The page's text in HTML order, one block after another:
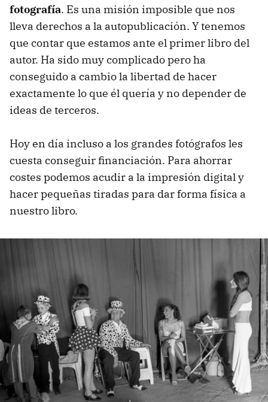
fotografía. Es una misión imposible que nos
lleva derechos a la autopublicación. Y tenemos
que contar que estamos ante el primer libro del
autor. Ha sido muy complicado pero ha
conseguido a cambio la libertad de hacer
exactamente lo que él quería y no depender de
ideas de terceros.
Hoy en día incluso a los grandes fotógrafos les
cuesta conseguir financiación. Para ahorrar
costes podemos acudir a la impresión digital y
hacer pequeñas tiradas para dar forma física a
nuestro libro.